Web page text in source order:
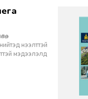
нээлттэй
мэдээлэлд